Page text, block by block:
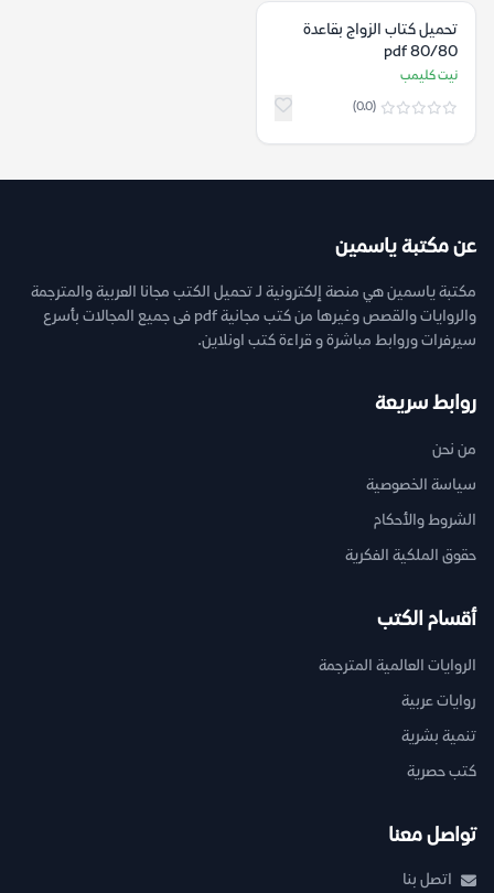
تحميل كتاب الزواج بقاعدة
80/80 pdf
نيت كليمب
(0.0)
عن مكتبة ياسمين
مكتبة ياسمين هي منصة إلكترونية لـ تحميل الكتب مجانا العربية والمترجمة
والروايات والقصص وغيرها من كتب مجانية pdf فى جميع المجالات بأسرع
سيرفرات وروابط مباشرة و قراءة كتب اونلاين.
روابط سريعة
من نحن
سياسة الخصوصية
الشروط والأحكام
حقوق الملكية الفكرية
أقسام الكتب
الروايات العالمية المترجمة
روايات عربية
تنمية بشرية
كتب حصرية
تواصل معنا
اتصل بنا